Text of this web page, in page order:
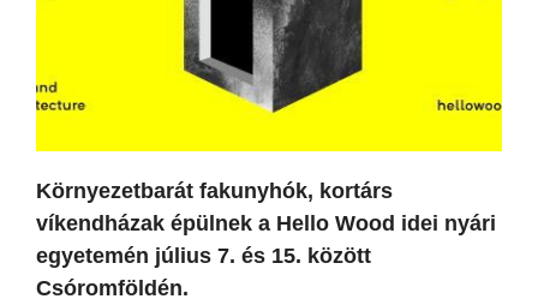
Környezetbarát fakunyhók, kortárs
víkendházak épülnek a Hello Wood idei nyári
egyetemén július 7. és 15. között
Csóromföldén.